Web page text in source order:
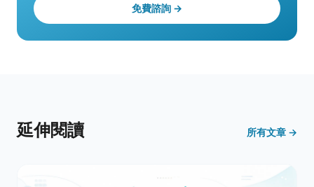
免費諮詢 →
延伸閱讀 所有文章 →